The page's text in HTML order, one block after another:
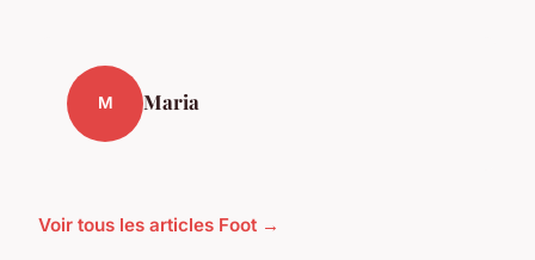
M Maria
Voir tous les articles Foot →